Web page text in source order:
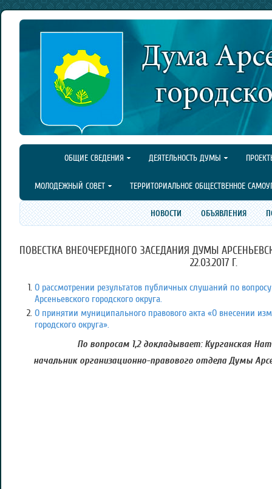
ОБЩИЕ СВЕДЕНИЯ ДЕЯТЕЛЬНОСТЬ ДУМЫ
МОЛОДЕЖНЫЙ СОВЕТ ТЕРРИТОРИАЛЬНОЕ ОБЩЕСТВЕННОЕ
НОВОСТИ ОБЪЯВЛЕНИЯ
ПОВЕСТКА ВНЕОЧЕРЕДНОГО ЗАСЕДАНИЯ ДУМЫ
22.03.2017 Г.
О рассмотрении результатов публичных слушаний по
Арсеньевского городского округа.
О принятии муниципального правового акта «О внесении
городского округа».
По вопросам 1,2 докладывает: Курганская
начальник организационно-правового отдела Думы